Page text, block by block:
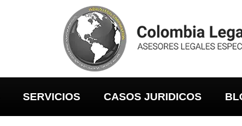
SERVICIOS CASOS JURIDICOS